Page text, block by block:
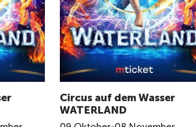
Circus auf dem Wasser
WATERLAND